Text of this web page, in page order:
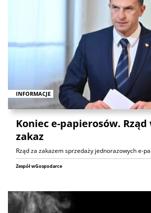
INFORMACJE
Koniec e-papierosów.
zakaz
Rząd za zakazem sprzedaży jednorazowych e-
Zespół wGospodarce